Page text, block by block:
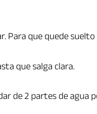
Para que quede
que salga clara.
de 2 partes de agua